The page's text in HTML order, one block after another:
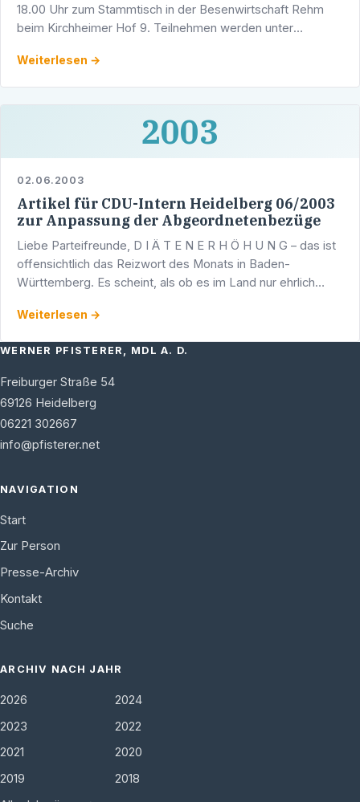
18.00 Uhr zum Stammtisch in der Besenwirtschaft Rehm
beim Kirchheimer Hof 9. Teilnehmen werden unter
und …
Weiterlesen →
2003
02.06.2003
Artikel für CDU-Intern Heidelberg 06/2003
zur Anpassung der Abgeordnetenbezüge
Liebe Parteifreunde, D I Ä T E N E R H Ö H U N G – das ist
offensichtlich das Reizwort des Monats in Baden-
Württemberg. Es scheint, als ob es im Land nur ehrlich
Weiterlesen →
WERNER PFISTERER, MDL A. D.
Freiburger Straße 54
69126 Heidelberg
06221 302667
info@pfisterer.net
NAVIGATION
Start
Zur Person
Presse-Archiv
Kontakt
Suche
ARCHIV NACH JAHR
2026
2024
2023
2022
2021
2020
2019
2018